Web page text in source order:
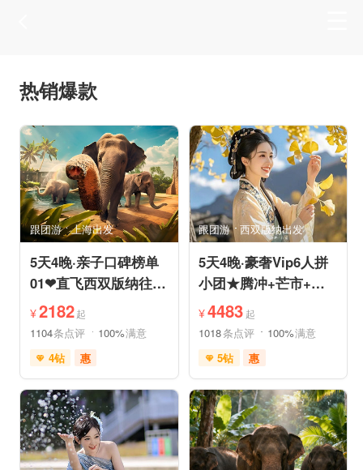
热销爆款
跟团游 上海出发
5天4晚·亲子口碑榜单
01❤直飞西双版纳往返
机票❤拼小团轻奢0购
物纯玩
¥2182起
1104条点评 100%满意
4钻
惠
免费接送机
充足自由时间
品质游
美食享受
摄影之旅
自然山水
动植物园
研学体验
跟团游 西双版纳出发
5天4晚·豪奢Vip6人拼
小团★腾冲+芒市+瑞
丽★直飞往返轻松旅途
¥4483 起
1018条点评 100%满意
5钻
惠
充足自由时间
免费接送机
品质游
祈福之旅
赏花之旅
森林公园
自然山水